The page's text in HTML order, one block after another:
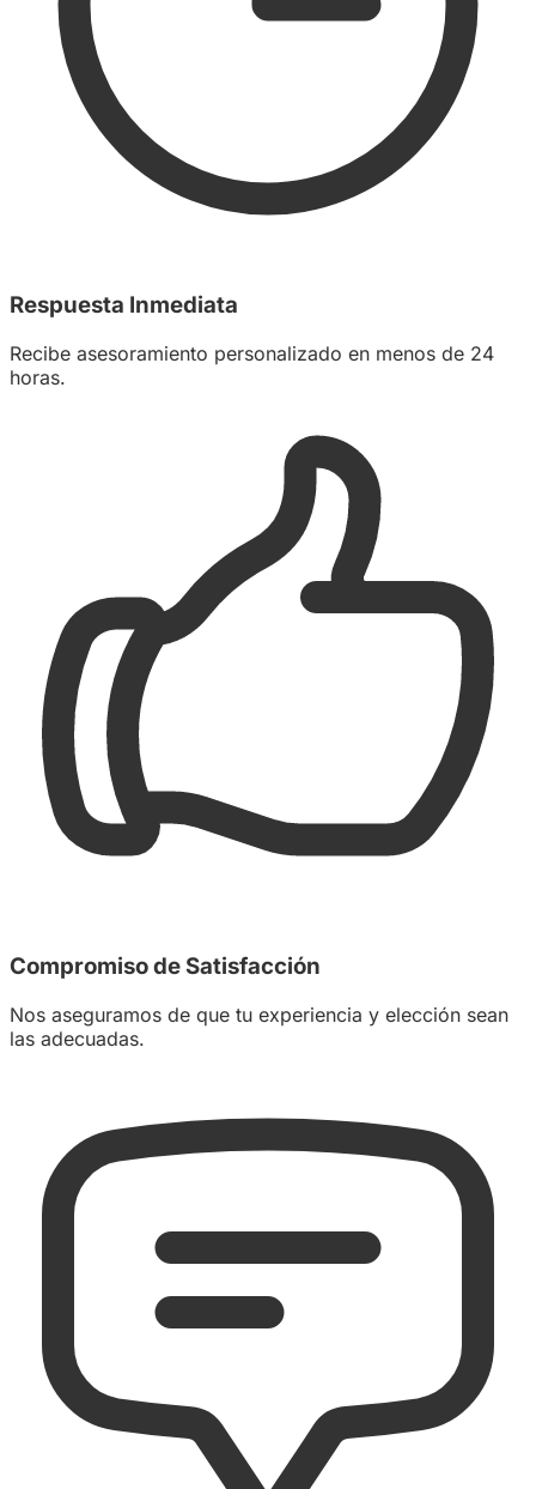
Respuesta Inmediata
Recibe asesoramiento personalizado en menos de 24
horas.
Compromiso de Satisfacción
Nos aseguramos de que tu experiencia y elección sean
las adecuadas.